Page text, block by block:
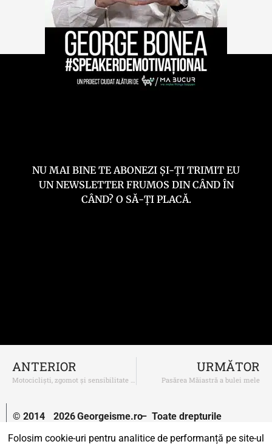
NU MAI BINE TE ABONEZI ȘI-ȚI TRIMIT EU
UN NEWSLETTER FRUMOS DIN CÂND ÎN
CÂND? O SĂ-ȚI PLACĂ.
ANTERIOR
Motocicliști, zgomot și sensibilitate fără margini
URMĂTOR
Pasărea Măiastră a bulei mele
© 2014
2026Georgeisme.ro– Toate drepturile
Folosim cookie-uri pentru analitice de performanță pe site-ul